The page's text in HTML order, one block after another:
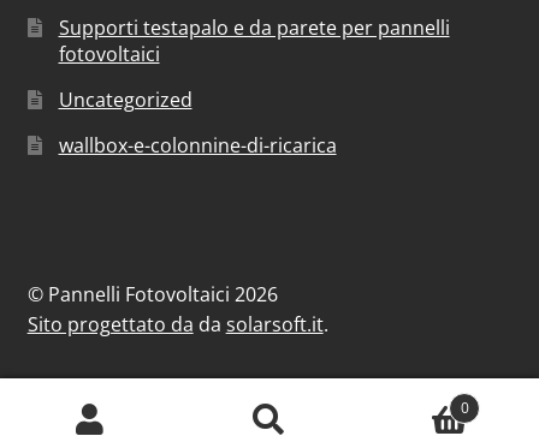
Supporti testapalo e da parete per pannelli
fotovoltaici
Uncategorized
wallbox-e-colonnine-di-ricarica
© Pannelli Fotovoltaici 2026
Sito progettato da da solarsoft.it.
0